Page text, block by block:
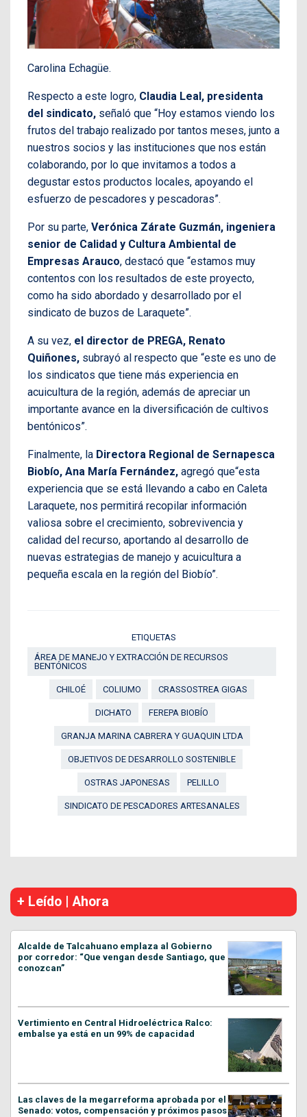
Carolina Echagüe.
Respecto a este logro, Claudia Leal, presidenta
del sindicato, señaló que “Hoy estamos viendo los
frutos del trabajo realizado por tantos meses, junto a
nuestros socios y las instituciones que nos están
colaborando, por lo que invitamos a todos a
degustar estos productos locales, apoyando el
esfuerzo de pescadores y pescadoras”.
Por su parte, Verónica Zárate Guzmán, ingeniera
senior de Calidad y Cultura Ambiental de
Empresas Arauco, destacó que “estamos muy
contentos con los resultados de este proyecto,
como ha sido abordado y desarrollado por el
sindicato de buzos de Laraquete”.
A su vez, el director de PREGA, Renato
Quiñones, subrayó al respecto que “este es uno de
los sindicatos que tiene más experiencia en
acuicultura de la región, además de apreciar un
importante avance en la diversificación de cultivos
bentónicos”.
Finalmente, la Directora Regional de Sernapesca
Biobío, Ana María Fernández, agregó que“esta
experiencia que se está llevando a cabo en Caleta
Laraquete, nos permitirá recopilar información
valiosa sobre el crecimiento, sobrevivencia y
calidad del recurso, aportando al desarrollo de
nuevas estrategias de manejo y acuicultura a
pequeña escala en la región del Biobío”.
ETIQUETAS
ÁREA DE MANEJO Y EXTRACCIÓN DE RECURSOS
BENTÓNICOS
CHILOÉ COLIUMO CRASSOSTREA GIGAS
DICHATO FEREPA BIOBÍO
GRANJA MARINA CABRERA Y GUAQUIN LTDA
OBJETIVOS DE DESARROLLO SOSTENIBLE
OSTRAS JAPONESAS PELILLO
SINDICATO DE PESCADORES ARTESANALES
+ Leído | Ahora
Alcalde de Talcahuano emplaza al Gobierno
por corredor: “Que vengan desde Santiago, que
conozcan”
Vertimiento en Central Hidroeléctrica Ralco:
embalse ya está en un 99% de capacidad
Las claves de la megarreforma aprobada por el
Senado: votos, compensación y próximos pasos